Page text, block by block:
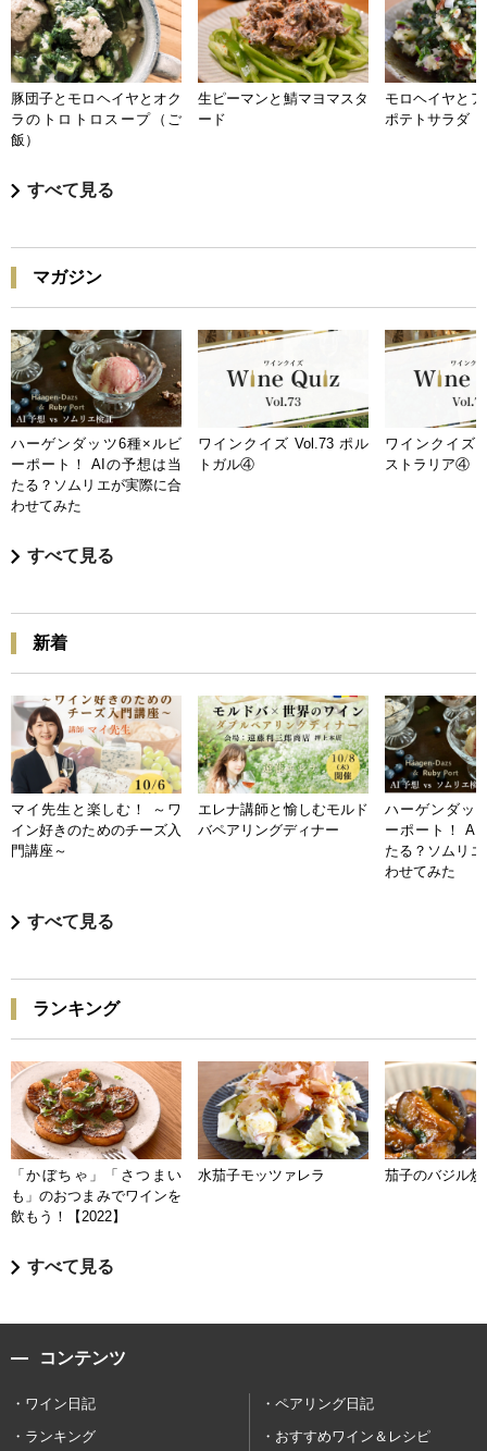
豚団子とモロヘイヤとオク
ラのトロトロスープ（ご
飯）
生ピーマンと鯖マヨマスタ
ード
モロヘイヤと
ポテトサラダ
すべて見る
マガジン
ハーゲンダッツ6種×ルビ
ーポート！ AIの予想は当
たる？ソムリエが実際に合
わせてみた
ワインクイズ Vol.73 ポル
トガル④
ワインクイズ
ストラリア④
すべて見る
新着
マイ先生と楽しむ！ ～ワ
イン好きのためのチーズ入
門講座～
エレナ講師と愉しむモルド
バペアリングディナー
ハーゲンダッ
ーポート！ AI
たる？ソムリ
わせてみた
すべて見る
ランキング
「かぼちゃ」「さつまい
も」のおつまみでワインを
飲もう！【2022】
水茄子モッツァレラ 茄子のバジル炒
すべて見る
コンテンツ
ワイン日記
ペアリング日記
ランキング
おすすめワイン＆レシピ